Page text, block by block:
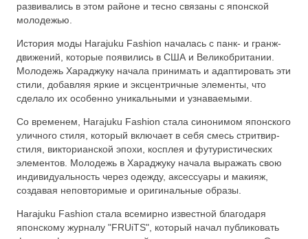
развивались в этом районе и тесно связаны с японской
молодежью.
История моды Harajuku Fashion началась с панк- и гранж-
движений, которые появились в США и Великобритании.
Молодежь Хараджуку начала принимать и адаптировать эти
стили, добавляя яркие и эксцентричные элементы, что
сделало их особенно уникальными и узнаваемыми.
Со временем, Harajuku Fashion стала синонимом японского
уличного стиля, который включает в себя смесь стритвир-
стиля, викторианской эпохи, косплея и футуристических
элементов. Молодежь в Хараджуку начала выражать свою
индивидуальность через одежду, аксессуары и макияж,
создавая неповторимые и оригинальные образы.
Harajuku Fashion стала всемирно известной благодаря
японскому журналу "FRUiTS", который начал публиковать